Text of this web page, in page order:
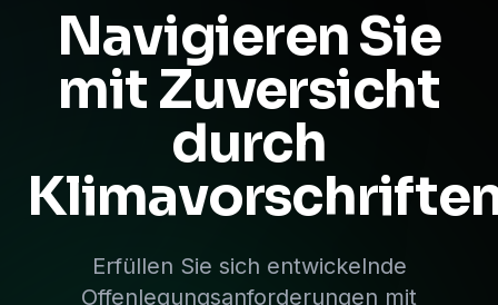
Navigieren Sie
mit Zuversicht
durch
Erfüllen Sie sich entwickelnde
Offenlegungsanforderungen mit